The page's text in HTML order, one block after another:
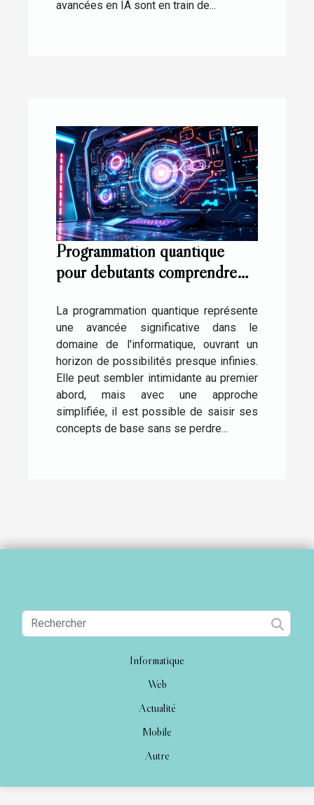
avancées en IA sont en train de...
Programmation quantique
pour débutants comprendre
La programmation quantique représente
une avancée significative dans le
domaine de l'informatique, ouvrant un
horizon de possibilités presque infinies.
Elle peut sembler intimidante au premier
abord, mais avec une approche
simplifiée, il est possible de saisir ses
concepts de base sans se perdre...
Informatique
Web
Actualité
Mobile
Autre